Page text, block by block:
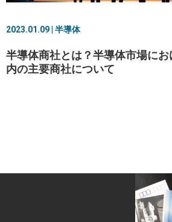
2023.01.09 | 半導体
半導体商社とは？半導体市場にお
内の主要商社について